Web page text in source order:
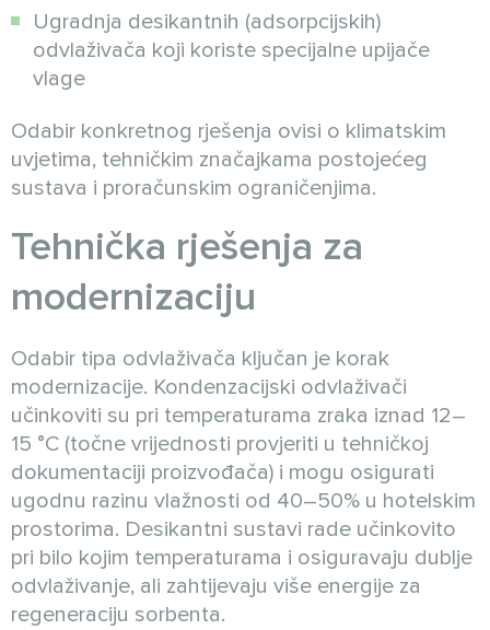
Ugradnja desikantnih (adsorpcijskih)
odvlaživača koji koriste specijalne upijače
vlage
Odabir konkretnog rješenja ovisi o klimatskim
uvjetima, tehničkim značajkama postojećeg
sustava i proračunskim ograničenjima.
Tehnička rješenja za
modernizaciju
Odabir tipa odvlaživača ključan je korak
modernizacije. Kondenzacijski odvlaživači
učinkoviti su pri temperaturama zraka iznad 12–
15 °C (točne vrijednosti provjeriti u tehničkoj
dokumentaciji proizvođača) i mogu osigurati
ugodnu razinu vlažnosti od 40–50% u hotelskim
prostorima. Desikantni sustavi rade učinkovito
pri bilo kojim temperaturama i osiguravaju dublje
odvlaživanje, ali zahtijevaju više energije za
regeneraciju sorbenta.